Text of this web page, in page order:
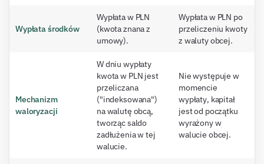
Wypłata środków
Wypłata w PLN
(kwota znana z
umowy).
Wypłata w PLN po
przeliczeniu kwoty
z waluty obcej.
Mechanizm
waloryzacji
W dniu wypłaty
kwota w PLN jest
przeliczana
("indeksowana")
na walutę obcą,
tworząc saldo
zadłużenia w tej
walucie.
Nie występuje w
momencie
wypłaty, kapitał
jest od początku
wyrażony w
walucie obcej.